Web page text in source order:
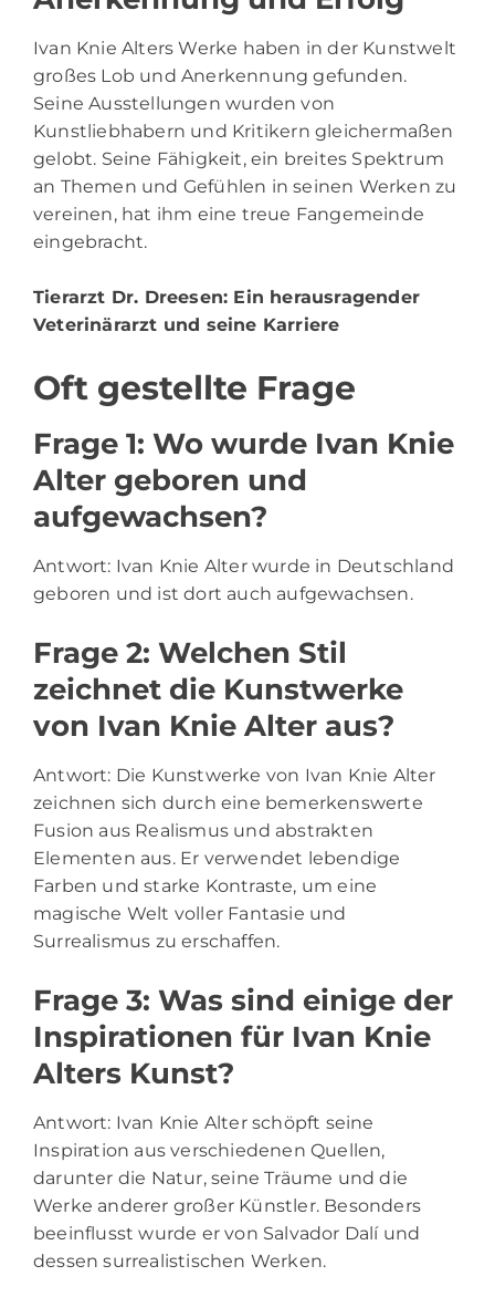
Ivan Knie Alters Werke haben in der Kunstwelt
großes Lob und Anerkennung gefunden.
Seine Ausstellungen wurden von
Kunstliebhabern und Kritikern gleichermaßen
gelobt. Seine Fähigkeit, ein breites Spektrum
an Themen und Gefühlen in seinen Werken zu
vereinen, hat ihm eine treue Fangemeinde
eingebracht.
Tierarzt Dr. Dreesen: Ein herausragender
Veterinärarzt und seine Karriere
Oft gestellte Frage
Frage 1: Wo wurde Ivan Knie
Alter geboren und
aufgewachsen?
Antwort: Ivan Knie Alter wurde in Deutschland
geboren und ist dort auch aufgewachsen.
Frage 2: Welchen Stil
zeichnet die Kunstwerke
von Ivan Knie Alter aus?
Antwort: Die Kunstwerke von Ivan Knie Alter
zeichnen sich durch eine bemerkenswerte
Fusion aus Realismus und abstrakten
Elementen aus. Er verwendet lebendige
Farben und starke Kontraste, um eine
magische Welt voller Fantasie und
Surrealismus zu erschaffen.
Frage 3: Was sind einige der
Inspirationen für Ivan Knie
Alters Kunst?
Antwort: Ivan Knie Alter schöpft seine
Inspiration aus verschiedenen Quellen,
darunter die Natur, seine Träume und die
Werke anderer großer Künstler. Besonders
beeinflusst wurde er von Salvador Dalí und
dessen surrealistischen Werken.